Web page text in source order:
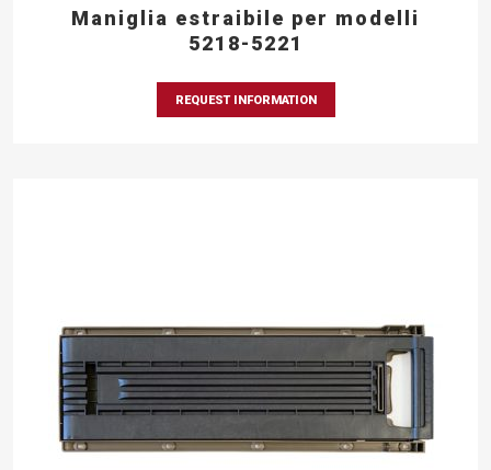
Maniglia estraibile per modelli
5218-5221
REQUEST INFORMATION